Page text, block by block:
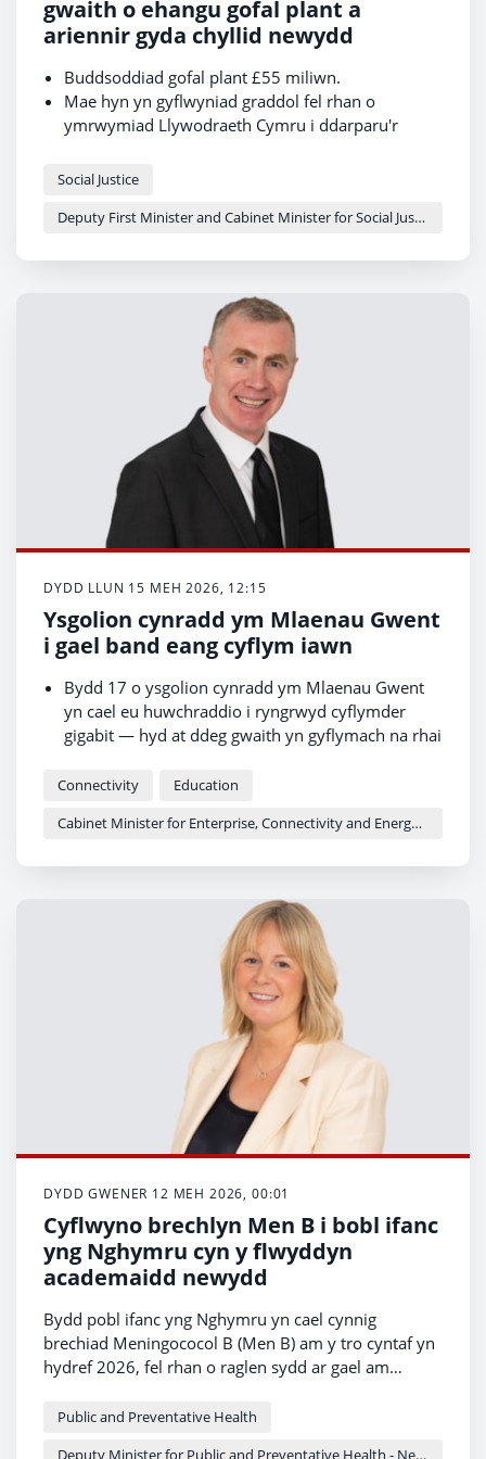
gwaith o ehangu gofal plant a
ariennir gyda chyllid newydd
Buddsoddiad gofal plant £55 miliwn.
Mae hyn yn gyflwyniad graddol fel rhan o
ymrwymiad Llywodraeth Cymru i ddarparu'r
DU.
Mae Wrecsam wedi ymuno ag Abertawe, Merthyr
plentyn dwy oed yn eu hardaloedd.
Social Justice
Deputy First Minister and Cabinet Minister for Social Justice and Equality - Sioned Williams
DYDD LLUN 15 MEH 2026, 12:15
Ysgolion cynradd ym Mlaenau Gwent
i gael band eang cyflym iawn
Bydd 17 o ysgolion cynradd ym Mlaenau Gwent
yn cael eu huwchraddio i ryngrwyd cyflymder
gigabit — hyd at ddeg gwaith yn gyflymach na rhai
Bydd yr uwchraddiad yn trawsnewid sut mae
cwmwl ac adnoddau digidol o ansawdd uchel yn
Technoleg Llywodraeth Cymru, yn cael ei gwblhau
mewn pryd ar gyfer y flwyddyn ysgol newydd
Connectivity
Education
Cabinet Minister for Enterprise, Connectivity and Energy - Adam Price
DYDD GWENER 12 MEH 2026, 00:01
Cyflwyno brechlyn Men B i bobl ifanc
yng Nghymru cyn y flwyddyn
academaidd newydd
Bydd pobl ifanc yng Nghymru yn cael cynnig
brechiad Meningococol B (Men B) am y tro cyntaf yn
hydref 2026, fel rhan o raglen sydd ar gael am
Public and Preventative Health
Deputy Minister for Public and Preventative Health - Nerys Evans